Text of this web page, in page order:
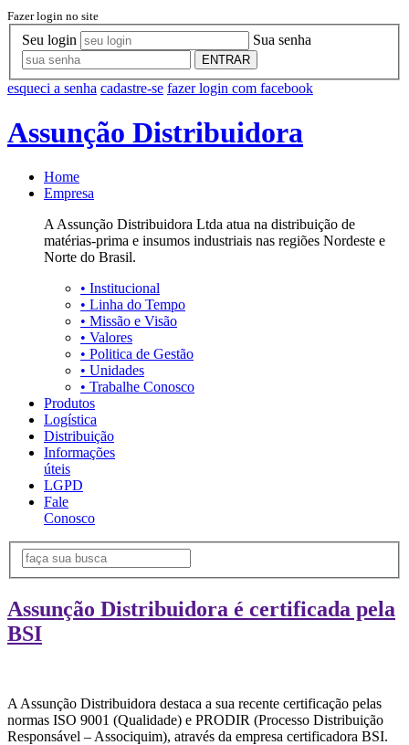
Fazer login no site
Seu login Sua senha
ENTRAR
esqueci a senha cadastre-se fazer login com facebook
Assunção Distribuidora
Home
Empresa
A Assunção Distribuidora Ltda atua na distribuição de
matérias-prima e insumos industriais nas regiões Nordeste e
Norte do Brasil.
• Institucional
• Linha do Tempo
• Missão e Visão
• Valores
• Politica de Gestão
• Unidades
• Trabalhe Conosco
Produtos
Logística
Distribuição
Informações
úteis
LGPD
Fale
Conosco
Assunção Distribuidora é certificada pela
BSI
A Assunção Distribuidora destaca a sua recente certificação pelas
normas ISO 9001 (Qualidade) e PRODIR (Processo Distribuição
Responsável – Associquim), através da empresa certificadora BSI.